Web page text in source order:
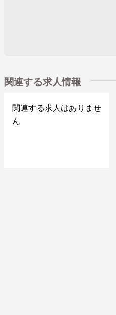
関連する求人情報
関連する求人はありませ
ん